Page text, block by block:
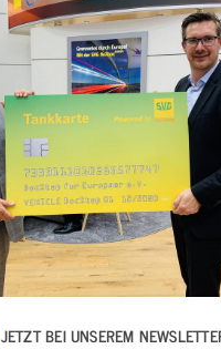
JETZT BEI UNSEREM